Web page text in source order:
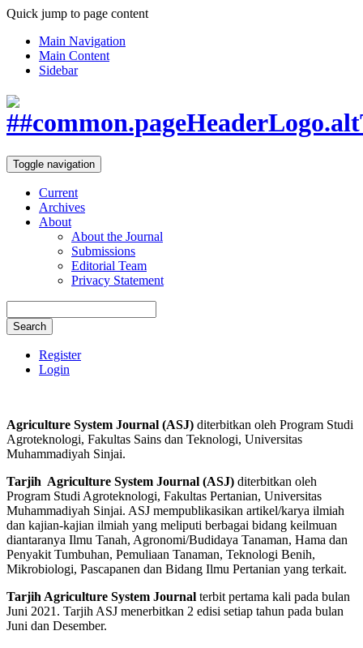
Quick jump to page content
Main Navigation
Main Content
Sidebar
Toggle navigation
Current
Archives
About
About the Journal
Submissions
Editorial Team
Privacy Statement
Search
Register
Login
Agriculture System Journal (ASJ) diterbitkan oleh Program Studi
Agroteknologi, Fakultas Sains dan Teknologi, Universitas
Muhammadiyah Sinjai.
Tarjih Agriculture System Journal (ASJ) diterbitkan oleh
Program Studi Agroteknologi, Fakultas Pertanian, Universitas
Muhammadiyah Sinjai. ASJ mempublikasikan artikel/karya ilmiah
dan kajian-kajian ilmiah yang meliputi berbagai bidang keilmuan
diantaranya Ilmu Tanah, Agronomi/Budidaya Tanaman, Hama dan
Penyakit Tumbuhan, Pemuliaan Tanaman, Teknologi Benih,
Mikrobiologi, Pascapanen dan Bidang Ilmu Pertanian yang terkait.
Tarjih Agriculture System Journal terbit pertama kali pada bulan
Juni 2021. Tarjih ASJ menerbitkan 2 edisi setiap tahun pada bulan
Juni dan Desember.